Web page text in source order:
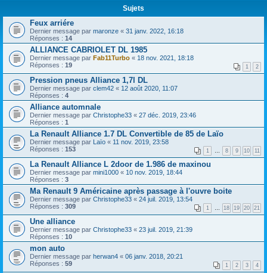
Sujets
Feux arriére
Dernier message par maronze « 31 janv. 2022, 16:18
Réponses : 14
ALLIANCE CABRIOLET DL 1985
Dernier message par Fab11Turbo « 18 nov. 2021, 18:18
Réponses : 19 1 2
Pression pneus Alliance 1,7l DL
Dernier message par clem42 « 12 août 2020, 11:07
Réponses : 4
Alliance automnale
Dernier message par Christophe33 « 27 déc. 2019, 23:46
Réponses : 1
La Renault Alliance 1.7 DL Convertible de 85 de Laïo
Dernier message par Laïo « 11 nov. 2019, 23:58
Réponses : 153 1 8 9 10 11
La Renault Alliance L 2door de 1.986 de maxinou
Dernier message par mini1000 « 10 nov. 2019, 18:44
Réponses : 3
Ma Renault 9 Américaine après passage à l'ouvre boite
Dernier message par Christophe33 « 24 juil. 2019, 13:54
Réponses : 309 1 18 19 20 21
Une alliance
Dernier message par Christophe33 « 23 juil. 2019, 21:39
Réponses : 10
mon auto
Dernier message par herwan4 « 06 janv. 2018, 20:21
Réponses : 59 1 2 3 4